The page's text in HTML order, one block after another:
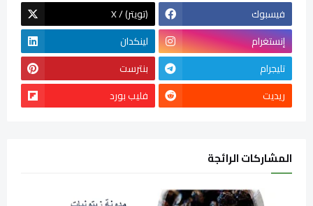
فيسبوك
X / (تويتر)
إنستغرام
لينكدان
تليجرام
بنترست
ريديت
فليب بورد
المشاركات الرائجة